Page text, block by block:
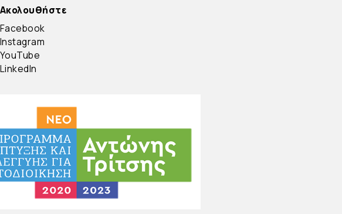
Ακολουθήστε
Facebook
Instagram
YouTube
LinkedIn